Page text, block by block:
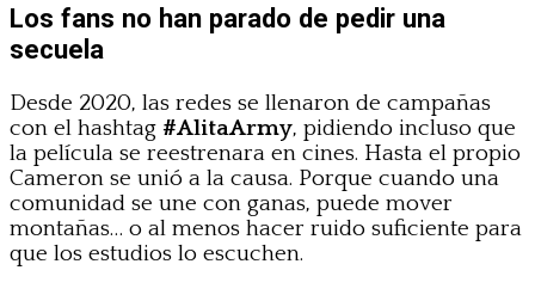
Los fans no han parado de pedir una
secuela
Desde 2020, las redes se llenaron de campañas
con el hashtag #AlitaArmy, pidiendo incluso que
la película se reestrenara en cines. Hasta el propio
Cameron se unió a la causa. Porque cuando una
comunidad se une con ganas, puede mover
montañas… o al menos hacer ruido suficiente para
que los estudios lo escuchen.